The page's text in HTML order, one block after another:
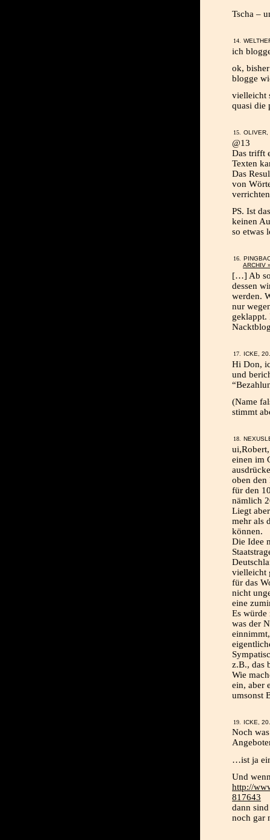
Tscha –
ich
ok,
blogge
vielleicht
quasi die
@13
Das trifft
Texten
Das
von
PS. Ist
keinen
so etwas
ARCHIV
[…] Ab
dessen
werden.
nur
geklappt.
ICKE,
Hi Don,
und
(Name
stimmt
einen im
oben den
für den
nämlich
Liegt
mehr als
können.
Die Idee
vielleicht
für das
nicht
eine
Es würde
was der
z.B., das
Wie
ein, aber
umsonst
ICKE,
Noch
…ist ja
Und
http://
817643
dann
noch gar